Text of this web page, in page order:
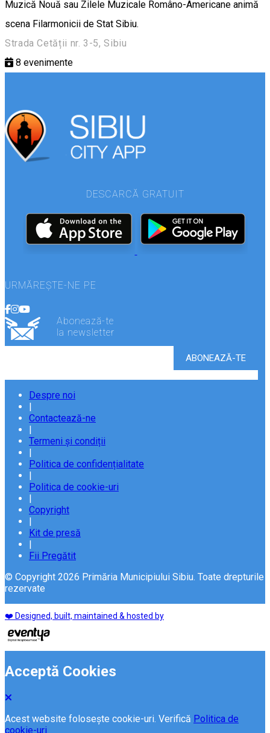
Muzică Nouă sau Zilele Muzicale Româno-Americane animă
scena Filarmonicii de Stat Sibiu.
Strada Cetății nr. 3-5, Sibiu
8 evenimente
DESCARCĂ GRATUIT
URMĂREȘTE-NE PE
Abonează-te
la newsletter
Despre noi
|
Contactează-ne
|
Termeni și condiții
|
Politica de confidențialitate
|
Politica de cookie-uri
|
Copyright
|
Kit de presă
|
Fii Pregătit
© Copyright 2026 Primăria Municipiului Sibiu. Toate drepturile
rezervate
❤️ Designed, built, maintained & hosted by
Acceptă Cookies
Acest website folosește cookie-uri. Verifică Politica de
cookie-uri